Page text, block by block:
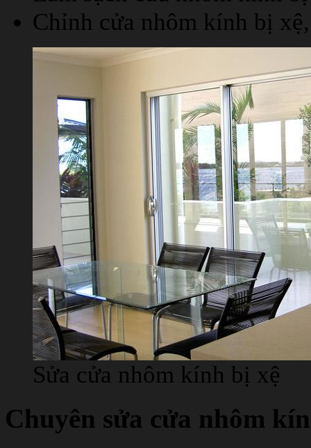
Chỉnh cửa nhôm kính bị
Sửa cửa nhôm kính bị xệ
Chuyên sửa cửa nhôm